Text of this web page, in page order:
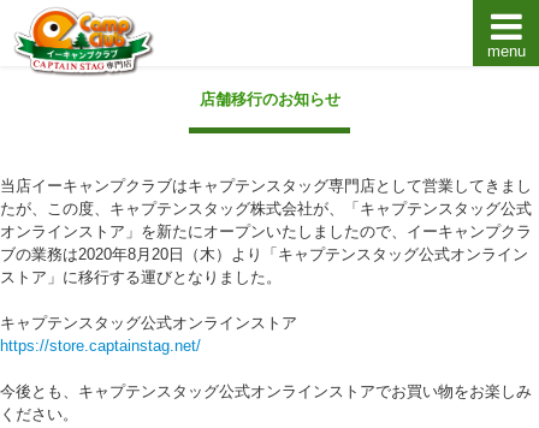
キャプテンスタッグキャンプ用品通販店【eキャンプ
menu
店舗移行のお知らせ
当店イーキャンプクラブはキャプテンスタッグ専門店として営業してきまし
たが、この度、キャプテンスタッグ株式会社が、「キャプテンスタッグ公式
オンラインストア」を新たにオープンいたしましたので、イーキャンプクラ
ブの業務は2020年8月20日（木）より「キャプテンスタッグ公式オンライン
ストア」に移行する運びとなりました。
キャプテンスタッグ公式オンラインストア
https://store.captainstag.net/
今後とも、キャプテンスタッグ公式オンラインストアでお買い物をお楽しみ
ください。